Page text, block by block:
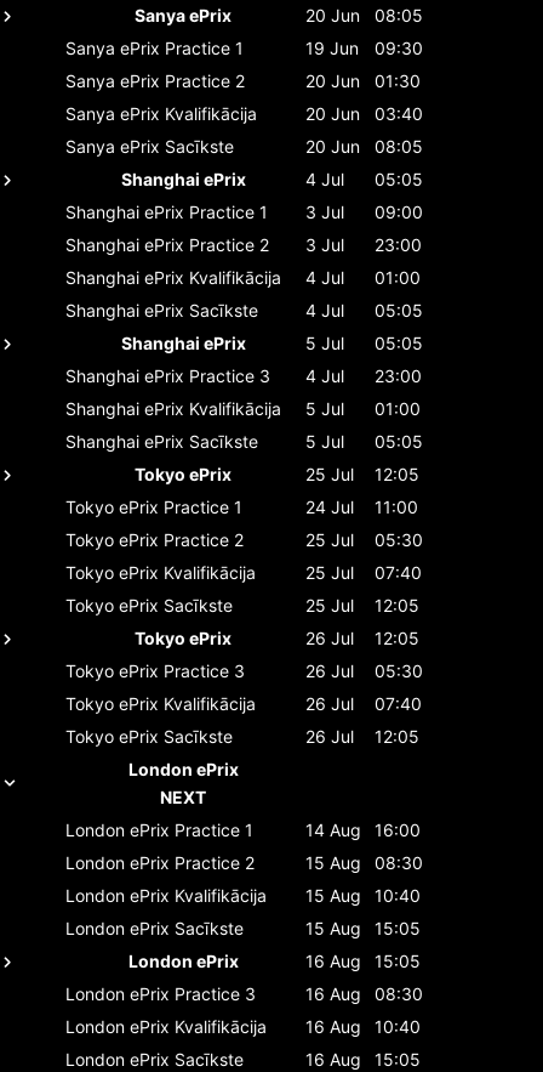
Sanya ePrix
20 Jun
08:05
Sanya ePrix Practice 1 19 Jun
09:30
Sanya ePrix Practice 2 20 Jun
01:30
Sanya ePrix Kvalifikācija 20 Jun
03:40
Sanya ePrix Sacīkste 20 Jun
08:05
Shanghai ePrix
4 Jul
05:05
Shanghai ePrix Practice 1 3 Jul
09:00
Shanghai ePrix Practice 2 3 Jul
23:00
Shanghai ePrix Kvalifikācija 4 Jul
01:00
Shanghai ePrix Sacīkste 4 Jul
05:05
Shanghai ePrix
5 Jul
05:05
Shanghai ePrix Practice 3 4 Jul
23:00
Shanghai ePrix Kvalifikācija 5 Jul
01:00
Shanghai ePrix Sacīkste 5 Jul
05:05
Tokyo ePrix
25 Jul
12:05
Tokyo ePrix Practice 1 24 Jul
11:00
Tokyo ePrix Practice 2 25 Jul
05:30
Tokyo ePrix Kvalifikācija 25 Jul
07:40
Tokyo ePrix Sacīkste 25 Jul
12:05
Tokyo ePrix
26 Jul
12:05
Tokyo ePrix Practice 3 26 Jul
05:30
Tokyo ePrix Kvalifikācija 26 Jul
07:40
Tokyo ePrix Sacīkste 26 Jul
12:05
London ePrix
NEXT
London ePrix Practice 1 14 Aug
16:00
London ePrix Practice 2 15 Aug
08:30
London ePrix Kvalifikācija 15 Aug
10:40
London ePrix Sacīkste 15 Aug
15:05
London ePrix
16 Aug
15:05
London ePrix Practice 3 16 Aug
08:30
London ePrix Kvalifikācija 16 Aug
10:40
London ePrix Sacīkste 16 Aug 15:05